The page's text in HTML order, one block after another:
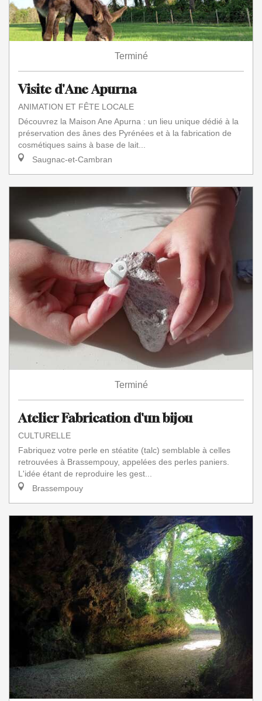
Terminé
Visite d'Ane Apurna
ANIMATION ET FÊTE LOCALE
Découvrez la Maison Ane Apurna : un lieu unique dédié à la
préservation des ânes des Pyrénées et à la fabrication de
cosmétiques sains à base de lait...
Saugnac-et-Cambran
Terminé
Atelier Fabrication d'un bijou
CULTURELLE
Fabriquez votre perle en stéatite (talc) semblable à celles
retrouvées à Brassempouy, appelées des perles paniers.
L'idée étant de reproduire les gest...
Brassempouy